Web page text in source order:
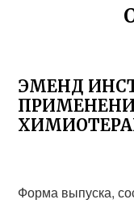
ЭМЕНД
Форма выпуска,